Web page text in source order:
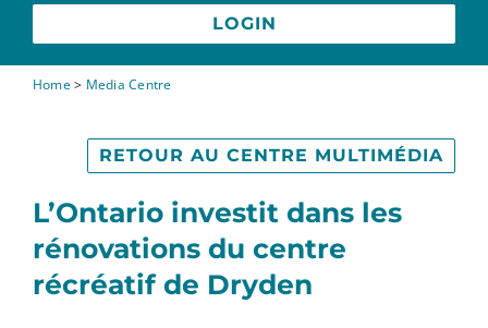
FAQs
Contactez-nous
LOGIN
Home> Media Centre
L’Ontario investit dans les
rénovations du centre
récréatif de Dryden
RETOUR AU CENTRE MULTIMÉDIA